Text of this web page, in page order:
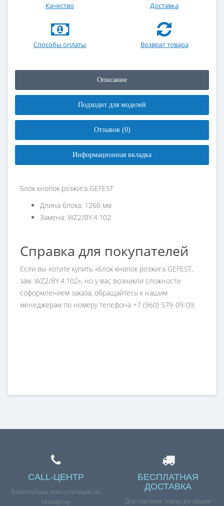
Качество Доставка
Способы оплаты Возврат товара
Описание
Подходит для моделей
Отзывов (0)
Информационная вкладка
Блок кнопок розжига GEFEST
Длина блока: 1260 мм
Замена: WZ2/BY.4.102
Справка для покупателей
Если вы хотите купить «Блок кнопок розжига GEFEST,
зам. WZ2/BY.4.102», но у вас возникли сложности
соформлением заказа, обращайтесь к нашим
менеджерам по номеру телефона +7 (960) 579-09-09.
CALL-ЦЕНТР
Бесплатные консультации по
телефону
БЕСПЛАТНАЯ
ДОСТАВКА
Доставляем товар до наших